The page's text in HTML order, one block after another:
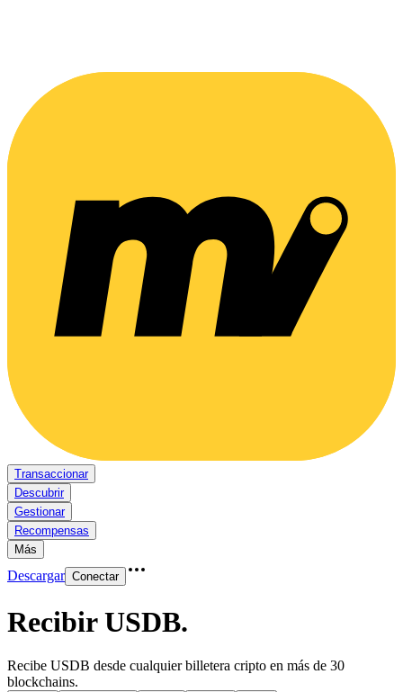
Transaccionar
Descubrir
Gestionar
Recompensas
Más
Descargar Conectar
Recibir USDB.
Recibe USDB desde cualquier billetera cripto en más de 30
blockchains.